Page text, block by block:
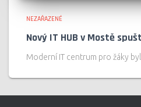
NEZAŘAZENÉ
Nový IT HUB v Mostě
Moderní IT centrum pro žáky